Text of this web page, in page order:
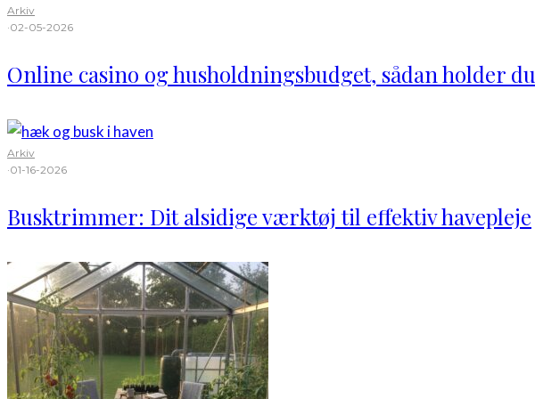
Arkiv
·02-05-2026
Online casino og husholdningsbudget, sådan holder
Arkiv
·01-16-2026
Busktrimmer: Dit alsidige værktøj til effektiv havepleje